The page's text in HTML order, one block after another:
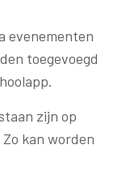
evenementen
toegevoegd
zijn op
kan worden